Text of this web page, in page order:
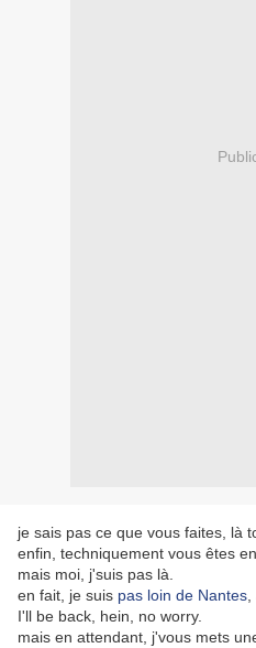
je sais pas ce que vous faites, là
enfin, techniquement vous êtes
mais moi, j'suis pas là.
en fait, je suis pas loin de Nantes
I'll be back, hein, no worry.
mais en attendant, j'vous mets